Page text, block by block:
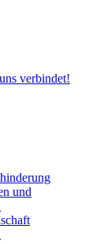
verbindet!
und